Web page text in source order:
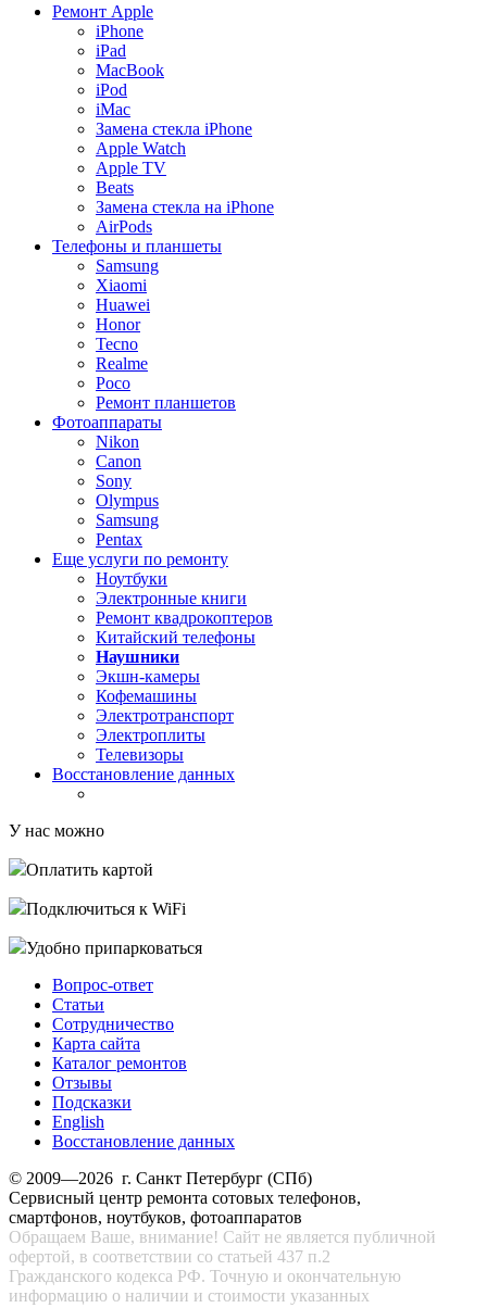
Ремонт Apple
iPhone
iPad
MacBook
iPod
iMac
Замена стекла iPhone
Apple Watch
Apple TV
Beats
Замена стекла на iPhone
AirPods
Телефоны и планшеты
Samsung
Xiaomi
Huawei
Honor
Tecno
Realme
Poco
Ремонт планшетов
Фотоаппараты
Nikon
Canon
Sony
Olympus
Samsung
Pentax
Еще услуги по ремонту
Ноутбуки
Электронные книги
Ремонт квадрокоптеров
Китайский телефоны
Наушники
Экшн-камеры
Кофемашины
Электротранспорт
Электроплиты
Телевизоры
Восстановление данных
У нас можно
Оплатить картой
Подключиться к WiFi
Удобно припарковаться
Вопрос-ответ
Статьи
Сотрудничество
Карта сайта
Каталог ремонтов
Отзывы
Подсказки
English
Восстановление данных
© 2009—2026 г. Санкт Петербург (СПб)
Сервисный центр ремонта сотовых телефонов,
смартфонов, ноутбуков, фотоаппаратов
Обращаем Ваше, внимание! Сайт не является публичной
офертой, в соответствии со статьей 437 п.2
Гражданского кодекса РФ. Точную и окончательную
информацию о наличии и стоимости указанных